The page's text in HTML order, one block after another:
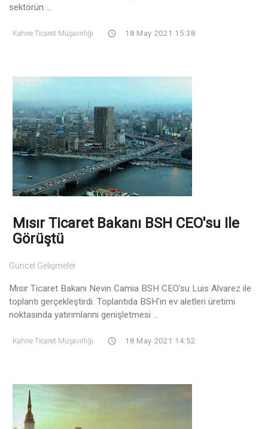
sektörün ...
Kahire Ticaret Müşavirliği 18 May 2021 15:38
Mısır Ticaret Bakanı BSH CEO'su Ile
Görüştü
Güncel Gelişmeler
Mısır Ticaret Bakanı Nevin Camia BSH CEO'su Luis Alvarez ile
toplantı gerçekleştirdi. Toplantıda BSH'ın ev aletleri üretimi
noktasında yatırımlarını genişletmesi ...
Kahire Ticaret Müşavirliği 18 May 2021 14:52